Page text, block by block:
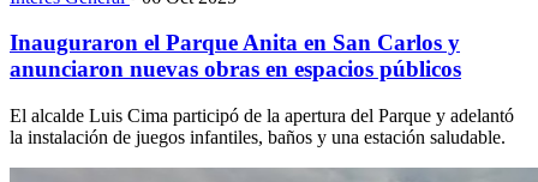
Inauguraron el Parque Anita en San Carlos y
anunciaron nuevas obras en espacios públicos
El alcalde Luis Cima participó de la apertura del Parque y adelantó
la instalación de juegos infantiles, baños y una estación saludable.